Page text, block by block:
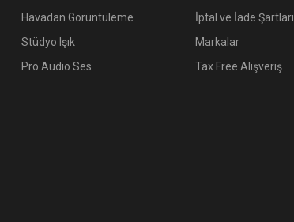
Havadan Görüntüleme
Stüdyo Işık
Pro Audio Ses
İptal ve İade Şartları
Markalar
Tax Free Alışveriş